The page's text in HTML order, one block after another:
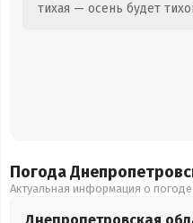
тихая — осень будет
Погода
Актуальная информация о